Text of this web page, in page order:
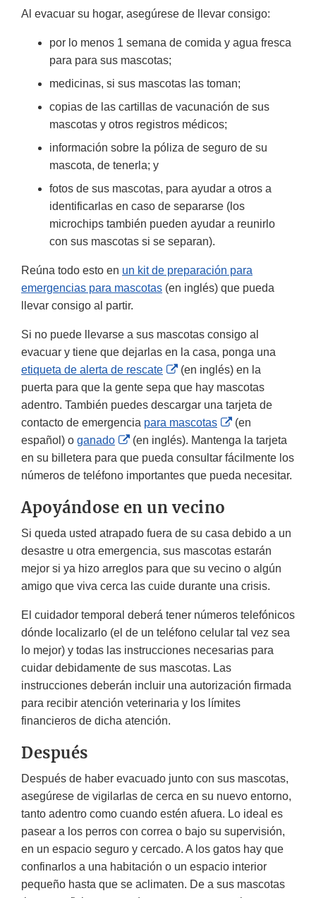
Al evacuar su hogar, asegúrese de llevar consigo:
por lo menos 1 semana de comida y agua fresca
para para sus mascotas;
medicinas, si sus mascotas las toman;
copias de las cartillas de vacunación de sus
mascotas y otros registros médicos;
información sobre la póliza de seguro de su
mascota, de tenerla; y
fotos de sus mascotas, para ayudar a otros a
identificarlas en caso de separarse (los
microchips también pueden ayudar a reunirlo
con sus mascotas si se separan).
Reúna todo esto en un kit de preparación para
emergencias para mascotas (en inglés) que pueda
llevar consigo al partir.
Si no puede llevarse a sus mascotas consigo al
evacuar y tiene que dejarlas en la casa, ponga una
etiqueta de alerta de rescate
External
Link
Disclaimer
(en inglés) en la
puerta para que la gente sepa que hay mascotas
adentro. También puedes descargar una tarjeta de
contacto de emergencia para mascotas
External
Link
Disclaimer
(en
español) o ganado
External
Link
Disclaimer
(en inglés). Mantenga la tarjeta
en su billetera para que pueda consultar fácilmente los
números de teléfono importantes que pueda necesitar.
Apoyándose en un vecino
Si queda usted atrapado fuera de su casa debido a un
desastre u otra emergencia, sus mascotas estarán
mejor si ya hizo arreglos para que su vecino o algún
amigo que viva cerca las cuide durante una crisis.
El cuidador temporal deberá tener números telefónicos
dónde localizarlo (el de un teléfono celular tal vez sea
lo mejor) y todas las instrucciones necesarias para
cuidar debidamente de sus mascotas. Las
instrucciones deberán incluir una autorización firmada
para recibir atención veterinaria y los límites
financieros de dicha atención.
Después
Después de haber evacuado junto con sus mascotas,
asegúrese de vigilarlas de cerca en su nuevo entorno,
tanto adentro como cuando estén afuera. Lo ideal es
pasear a los perros con correa o bajo su supervisión,
en un espacio seguro y cercado. A los gatos hay que
confinarlos a una habitación o un espacio interior
pequeño hasta que se aclimaten. De a sus mascotas